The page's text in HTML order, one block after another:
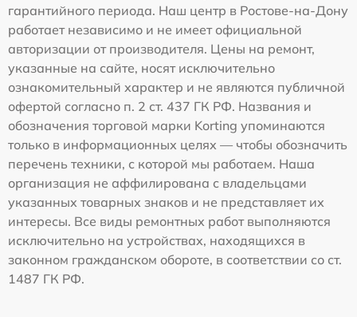
гарантийного периода. Наш центр в Ростове-на-Дону
работает независимо и не имеет официальной
авторизации от производителя. Цены на ремонт,
указанные на сайте, носят исключительно
ознакомительный характер и не являются публичной
офертой согласно п. 2 ст. 437 ГК РФ. Названия и
обозначения торговой марки Korting упоминаются
только в информационных целях — чтобы обозначить
перечень техники, с которой мы работаем. Наша
организация не аффилирована с владельцами
указанных товарных знаков и не представляет их
интересы. Все виды ремонтных работ выполняются
исключительно на устройствах, находящихся в
законном гражданском обороте, в соответствии со ст.
1487 ГК РФ.